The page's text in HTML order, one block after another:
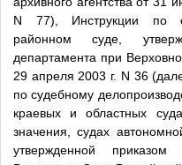
N 77), Инструкции по
районном суде,
департамента при
29 апреля 2003 г. N 36
по судебному
краевых и областных
значения, судах
утвержденной